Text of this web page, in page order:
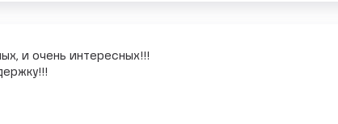
и очень интересных!!!